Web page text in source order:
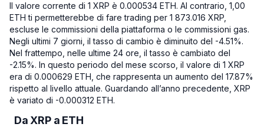
Il valore corrente di 1 XRP è 0.000534 ETH. Al contrario, 1,00
ETH ti permetterebbe di fare trading per 1 873.016 XRP,
escluse le commissioni della piattaforma o le commissioni gas.
Negli ultimi 7 giorni, il tasso di cambio è diminuito del -4.51%.
Nel frattempo, nelle ultime 24 ore, il tasso è cambiato del
-2.15%. In questo periodo del mese scorso, il valore di 1 XRP
era di 0.000629 ETH, che rappresenta un aumento del 17.87%
rispetto al livello attuale. Guardando all’anno precedente, XRP
è variato di -0.000312 ETH.
Da XRP a ETH